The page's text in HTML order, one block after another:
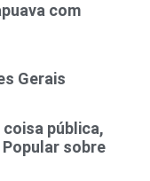
com
Gerais
pública,
sobre